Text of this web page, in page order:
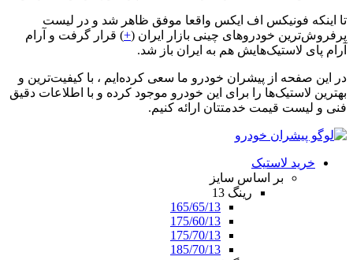
تا اینکه فونیکس اف ایکس واقعا موفق ظاهر شد و در لیست
پرفروش‌ترین خودروهای چینی بازار ایران (+) قرار گرفت و آرام
آرام پای لاستیک‌هایش هم به ایران باز شد.
در این صفحه از پیشران خودرو ما سعی کرده‌ایم ، با کیفیت‌ترین و
بهترین لاستیک‌ها را برای این خودرو موجود کرده و با اطلاعات دقیق
فنی و لیست قیمت خدمتتان ارائه کنیم.
خرید لاستیک
بر اساس سایز
رینگ 13
165/65/13
175/60/13
175/70/13
185/70/13